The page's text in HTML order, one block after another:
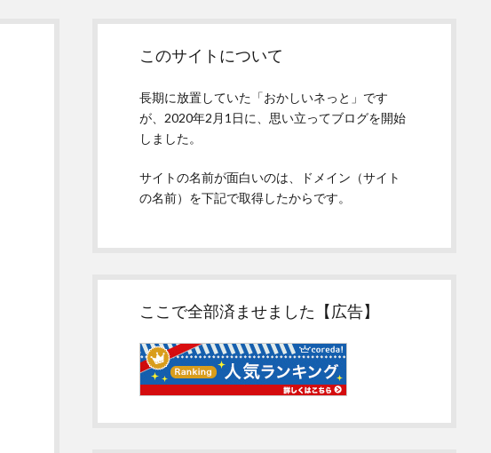
Sidebar
このサイトについて
長期に放置していた「おかしいネっと」です
が、2020年2月1日に、思い立ってブログを開始
しました。
サイトの名前が面白いのは、ドメイン（サイト
の名前）を下記で取得したからです。
ここで全部済ませました【広告】